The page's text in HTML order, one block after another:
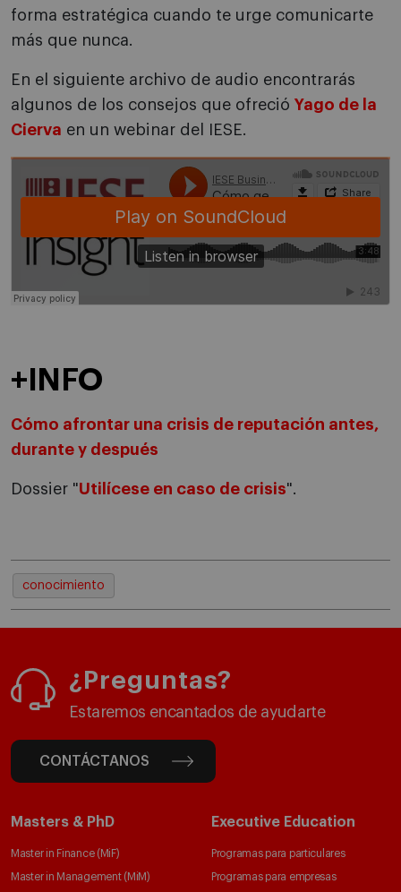
forma estratégica cuando te urge comunicarte
más que nunca.
En el siguiente archivo de audio encontrarás
algunos de los consejos que ofreció Yago de la
Cierva en un webinar del IESE.
+INFO
Cómo afrontar una crisis de reputación antes,
durante y después
Dossier "Utilícese en caso de crisis".
conocimiento
¿Preguntas?
Estaremos encantados de ayudarte
CONTÁCTANOS
Masters & PhD
Master in Finance (MiF)
Master in Management (MiM)
Executive Education
Programas para particulares
Programas para empresas